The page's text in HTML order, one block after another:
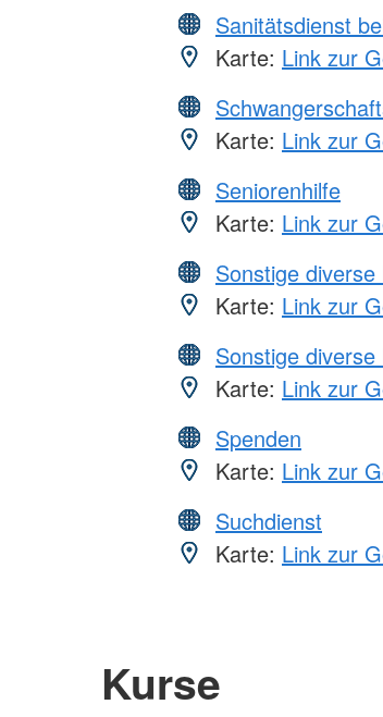
Sanitätsdienst
Karte: Link zur
Karte: Link zur
Seniorenhilfe
Karte: Link zur
Sonstige
Karte: Link zur
Sonstige
Karte: Link zur
Spenden
Karte: Link zur
Suchdienst
Karte: Link zur
Kurse